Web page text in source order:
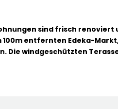
sind frisch
100m entfernten Edeka-
Die windgeschützten